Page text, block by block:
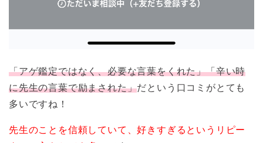
「アゲ鑑定ではなく、必要な言葉をくれた」「辛い時
に先生の言葉で励まされた」だという口コミがとても
多いですね！
先生のことを信頼していて、好きすぎるというリピー